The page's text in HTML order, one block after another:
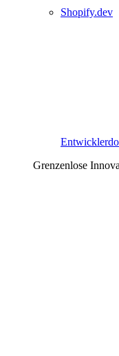
Shopify.dev
Grenzenlose